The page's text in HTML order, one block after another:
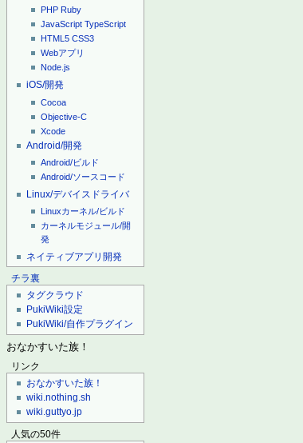
PHP Ruby
JavaScript TypeScript
HTML5 CSS3
Webアプリ
Node.js
iOS/開発
Cocoa
Objective-C
Xcode
Android/開発
Android/ビルド
Android/ソースコード
Linux/デバイスドライバ
Linuxカーネル/ビルド
カーネルモジュール/開
発
ネイティブアプリ開発
チラ裏
タグクラウド
PukiWiki設定
PukiWiki/自作プラグイン
おなかすいた族！
リンク
おなかすいた族！
wiki.nothing.sh
wiki.guttyo.jp
人気の50件